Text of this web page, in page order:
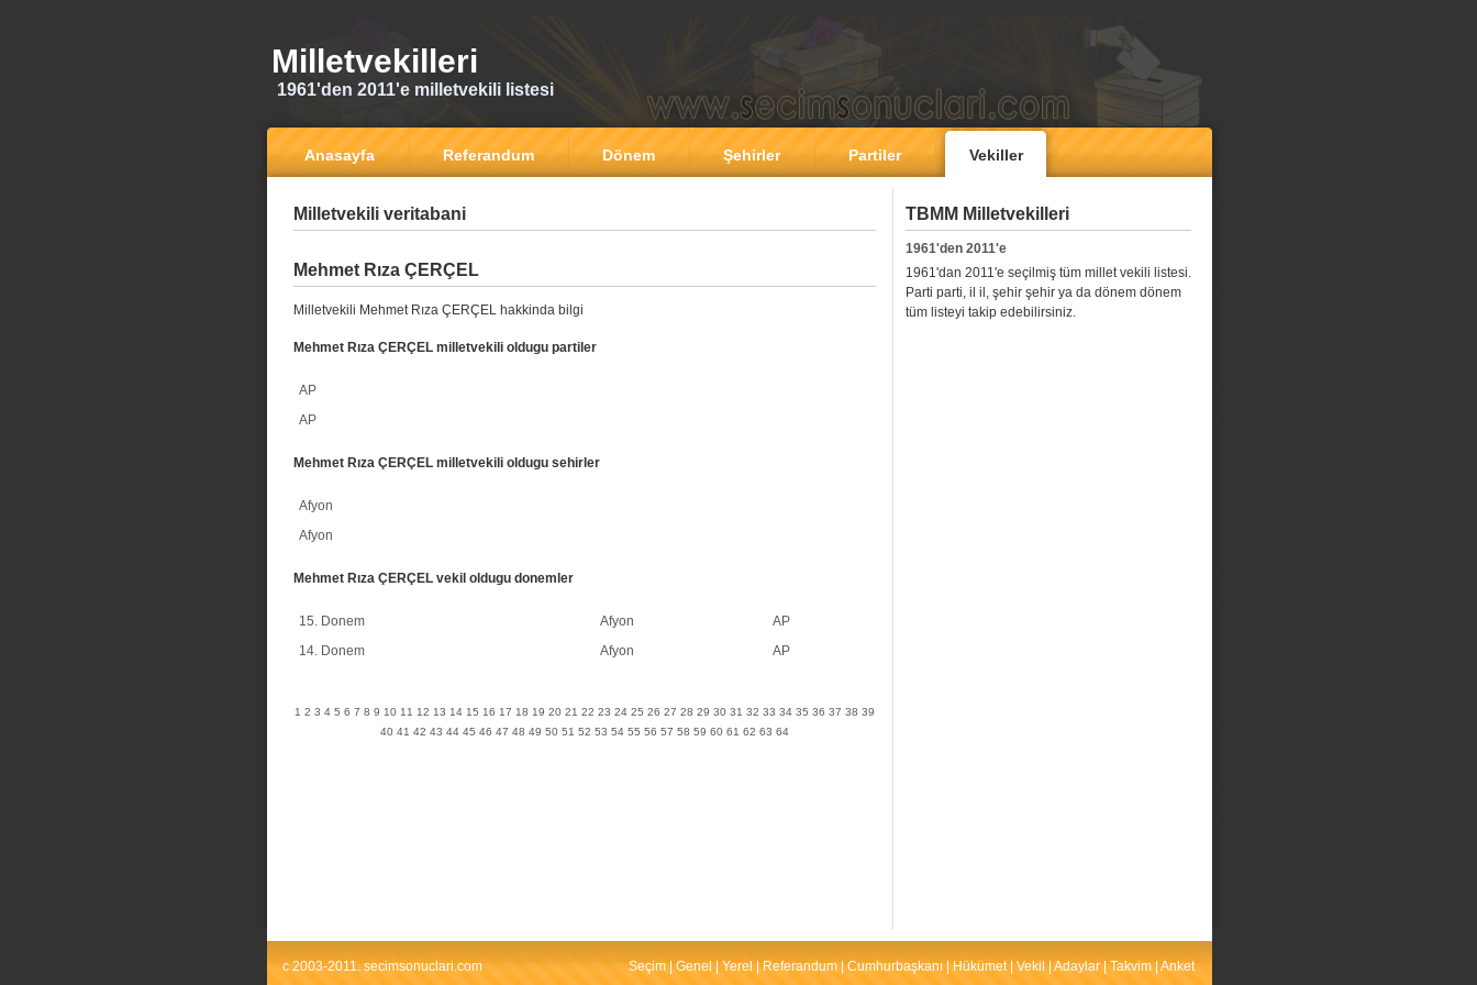
Milletvekilleri
1961'den 2011'e milletvekili listesi
Anasayfa Referandum Dönem Şehirler Partiler Vekiller
Milletvekili veritabani
Mehmet Rıza ÇERÇEL
Milletvekili Mehmet Rıza ÇERÇEL hakkinda bilgi
Mehmet Rıza ÇERÇEL milletvekili oldugu partiler
AP
AP
Mehmet Rıza ÇERÇEL milletvekili oldugu sehirler
Afyon
Afyon
Mehmet Rıza ÇERÇEL vekil oldugu donemler
15. Donem Afyon
AP
14. Donem
Afyon AP
1 2 3 4 5 6 7 8 9 10 11 12 13 14 15 16 17 18 19 20 21 22 23 24 25 26 27 28 29 30 31 32 33 34 35 36 37 38 39
40 41 42 43 44 45 46 47 48 49 50 51 52 53 54 55 56 57 58 59 60 61 62 63 64
TBMM Milletvekilleri
1961'den 2011'e
1961'dan 2011'e seçilmiş tüm millet vekili listesi.
Parti parti, il il, şehir şehir ya da dönem dönem
tüm listeyi takip edebilirsiniz.
c 2003-2011. secimsonuclari.com Seçim Genel Yerel Referandum Cumhurbaşkanı Hükümet| Vekil Adaylar Takvim Anket